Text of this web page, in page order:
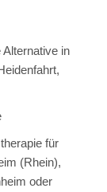
in
für
(Rhein),
oder